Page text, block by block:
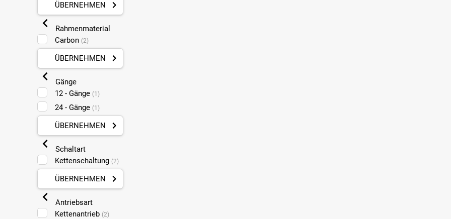
ÜBERNEHMEN
Rahmenmaterial
Carbon (2)
ÜBERNEHMEN
Gänge
12 - Gänge (1)
24 - Gänge (1)
ÜBERNEHMEN
Schaltart
Kettenschaltung (2)
ÜBERNEHMEN
Antriebsart
Kettenantrieb (2)